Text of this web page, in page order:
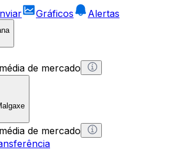
Gráficos
Alertas
de mercado
de mercado